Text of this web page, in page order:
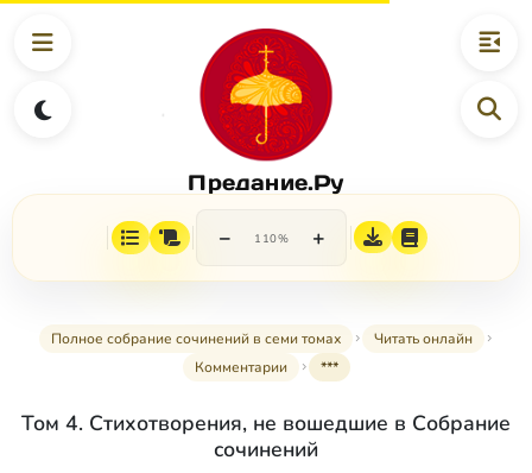
Предание.Ру
− 110% +
Полное собрание сочинений в семи томах
Читать онлайн
Комментарии
***
Том 4. Стихотворения, не вошедшие в Собрание
сочинений